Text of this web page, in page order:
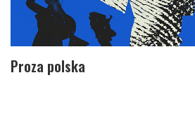
Proza polska